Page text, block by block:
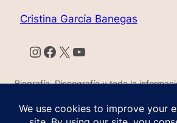
Cristina García Banegas
InstagramFacebook X YouTube
Biografía, Discografía y toda la
Diseñado conWordPresspor Marina